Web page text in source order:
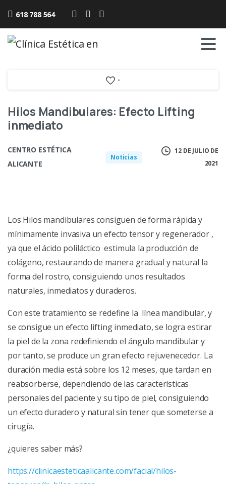
618 788 564
-
Hilos Mandibulares: Efecto Lifting
inmediato
CENTRO ESTÉTICA
ALICANTE
Noticias
12 DE JULIO DE
2021
Los Hilos mandibulares consiguen de forma rápida y
mínimamente invasiva un efecto tensor y regenerador ,
ya que el ácido poliláctico estimula la producción de
colágeno, restaurando de manera gradual y natural la
forma del rostro, consiguiendo unos resultados
naturales, inmediatos y duraderos.
Con este tratamiento se redefine la línea mandibular, y
se consigue un efecto lifting inmediato, se logra estirar
la piel de la zona redefiniendo el ángulo mandibular y
por tanto, se produce un gran efecto rejuvenecedor. La
duración media está sobre los 12 meses, que tardan en
reabsorberse, dependiendo de las características
personales del paciente y su tipo de piel, consiguiendo
un efecto duradero y natural sin tener que someterse a
cirugía.
¿quieres saber más?
https://clinicaesteticaalicante.com/facial/hilos-